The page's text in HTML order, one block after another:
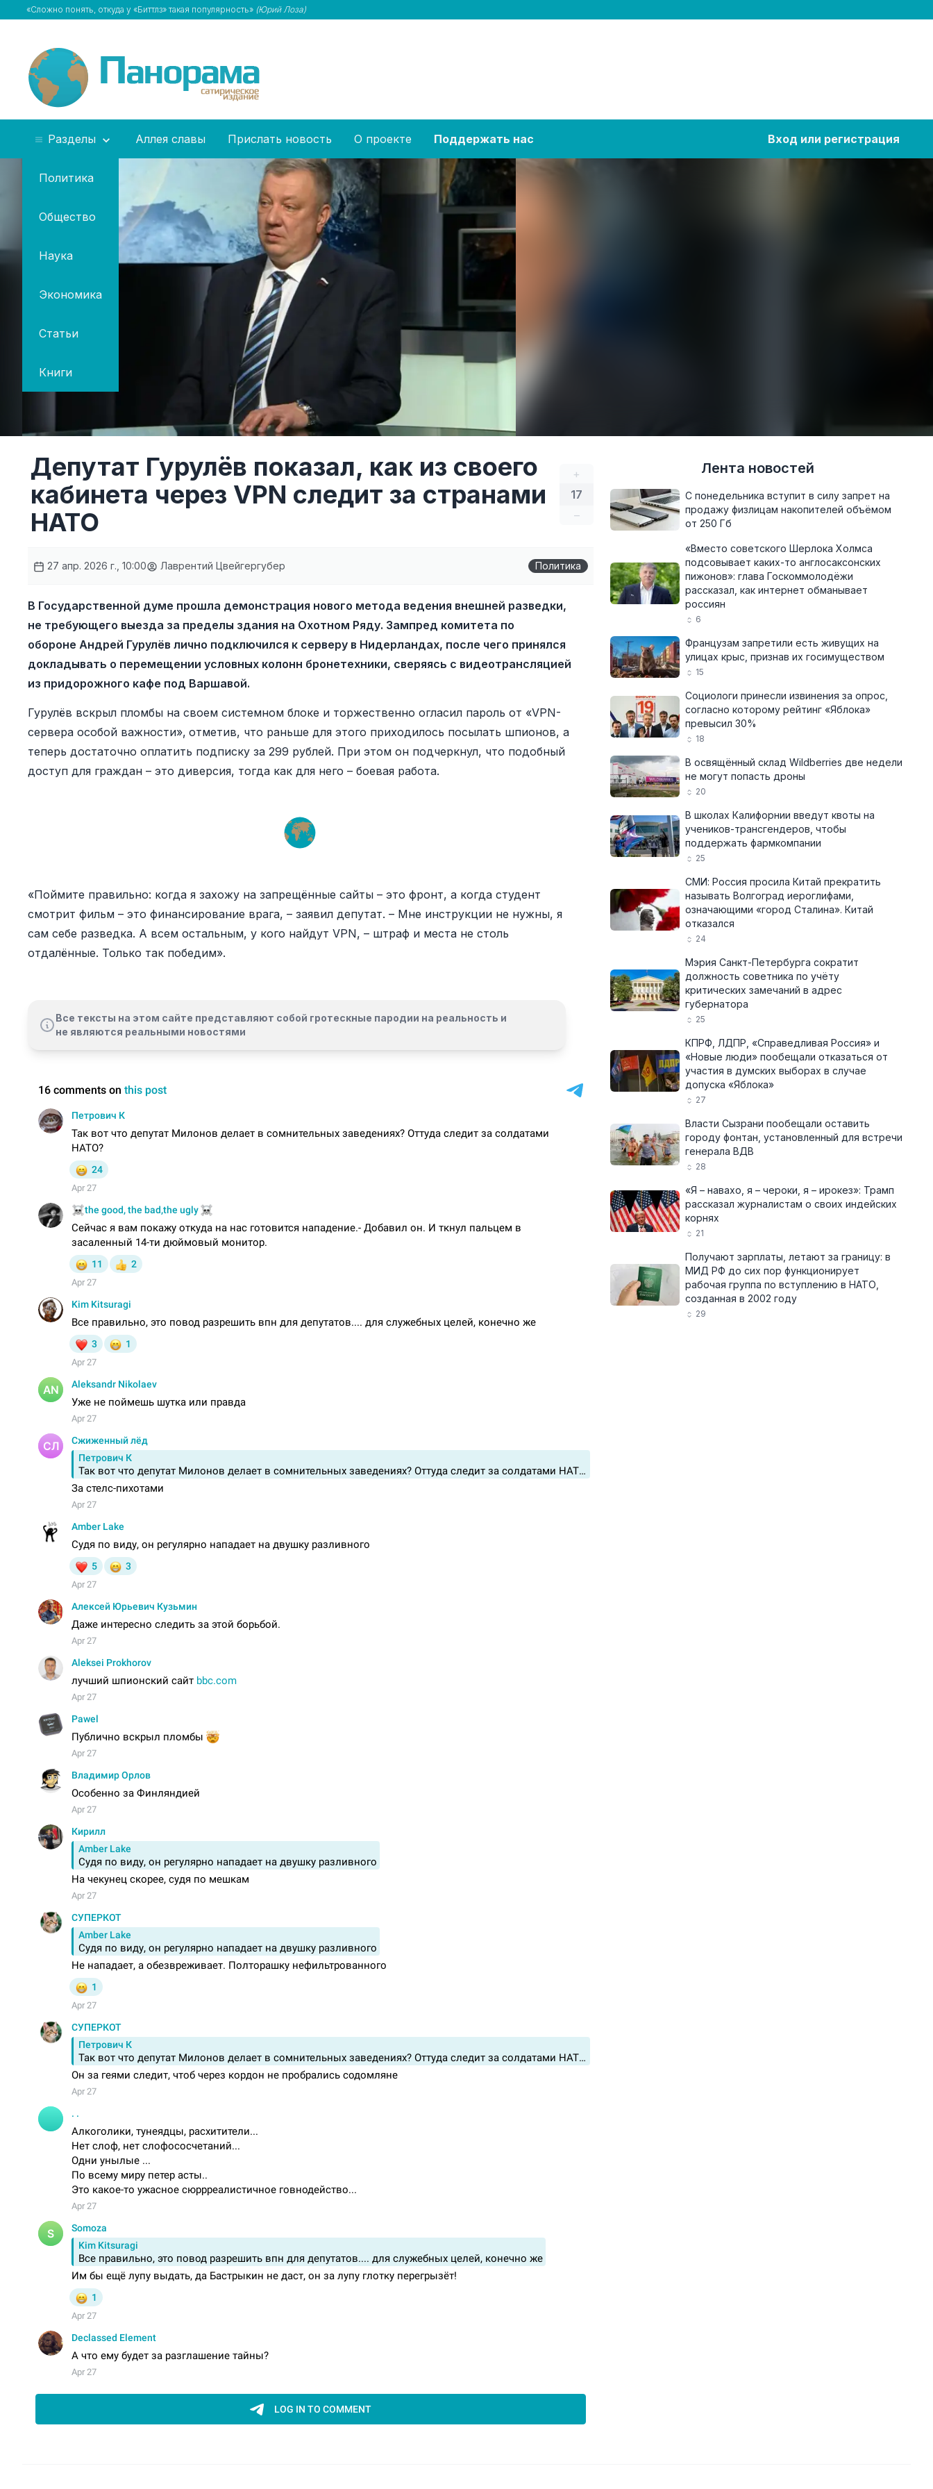
«Сложно понять, откуда у «Биттлз» такая популярность» (Юрий Лоза)
Разделы
Политика
Общество
Наука
Экономика
Статьи
Книги
Аллея славы Прислать новость О проекте Поддержать нас Вход или регистрация
+
17
–
Депутат Гурулёв показал, как из своего
кабинета через VPN следит за странами
НАТО
27 апр. 2026 г., 10:00 Лаврентий Цвейгергубер Политика
В Государственной думе прошла демонстрация нового метода ведения внешней разведки,
не требующего выезда за пределы здания на Охотном Ряду. Зампред комитета по
обороне Андрей Гурулёв лично подключился к серверу в Нидерландах, после чего принялся
докладывать о перемещении условных колонн бронетехники, сверяясь с видеотрансляцией
из придорожного кафе под Варшавой.
Гурулёв вскрыл пломбы на своем системном блоке и торжественно огласил пароль от «VPN-
сервера особой важности», отметив, что раньше для этого приходилось посылать шпионов, а
теперь достаточно оплатить подписку за 299 рублей. При этом он подчеркнул, что подобный
доступ для граждан – это диверсия, тогда как для него – боевая работа.
«Поймите правильно: когда я захожу на запрещённые сайты – это фронт, а когда студент
смотрит фильм – это финансирование врага, – заявил депутат. – Мне инструкции не нужны, я
сам себе разведка. А всем остальным, у кого найдут VPN, – штраф и места не столь
отдалённые. Только так победим».
Все тексты на этом сайте представляют собой гротескные пародии на реальность и
не являются реальными новостями
Лента новостей
С понедельника вступит в силу запрет на
продажу физлицам накопителей объёмом
от 250 Гб
«Вместо советского Шерлока Холмса
подсовывает каких-то англосаксонских
пижонов»: глава Госкоммолодёжи
рассказал, как интернет обманывает
россиян
6
Французам запретили есть живущих на
улицах крыс, признав их госимуществом
15
Социологи принесли извинения за опрос,
согласно которому рейтинг «Яблока»
превысил 30%
18
В освящённый склад Wildberries две недели
не могут попасть дроны
20
В школах Калифорнии введут квоты на
учеников-трансгендеров, чтобы
поддержать фармкомпании
25
СМИ: Россия просила Китай прекратить
называть Волгоград иероглифами,
означающими «город Сталина». Китай
отказался
24
Мэрия Санкт-Петербурга сократит
должность советника по учёту
критических замечаний в адрес
губернатора
25
КПРФ, ЛДПР, «Справедливая Россия» и
«Новые люди» пообещали отказаться от
участия в думских выборах в случае
допуска «Яблока»
27
Власти Сызрани пообещали оставить
городу фонтан, установленный для встречи
генерала ВДВ
28
«Я – навахо, я – чероки, я – ирокез»: Трамп
рассказал журналистам о своих индейских
корнях
21
Получают зарплаты, летают за границу: в
МИД РФ до сих пор функционирует
рабочая группа по вступлению в НАТО,
созданная в 2002 году
29